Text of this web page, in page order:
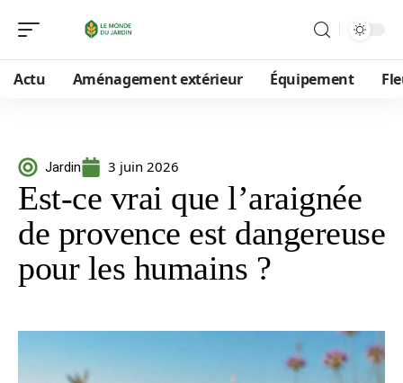
Actu Aménagement extérieur Équipement
Jardin 3 juin 2026
Est-ce vrai que l’araignée
de provence est dangereuse
pour les humains ?